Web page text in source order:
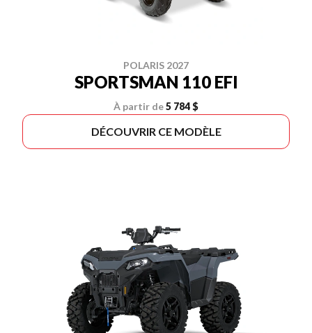
POLARIS 2027
SPORTSMAN 110 EFI
À partir de5 784 $
DÉCOUVRIR CE MODÈLE